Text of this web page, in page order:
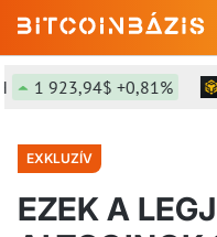
923,94$ +0,81% BNB
EXKLUZÍV
EZEK A